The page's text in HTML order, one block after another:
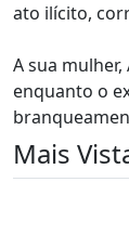
ato ilícito,
A sua
enquanto o
Mais